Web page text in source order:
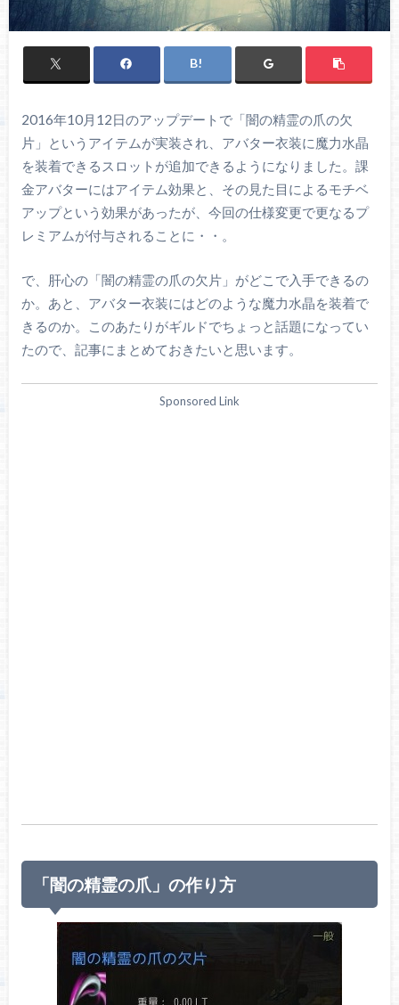
2016年10月12日のアップデートで「闇の精霊の爪の欠
片」というアイテムが実装され、アバター衣装に魔力水晶
を装着できるスロットが追加できるようになりました。課
金アバターにはアイテム効果と、その見た目によるモチベ
アップという効果があったが、今回の仕様変更で更なるプ
レミアムが付与されることに・・。
で、肝心の「闇の精霊の爪の欠片」がどこで入手できるの
か。あと、アバター衣装にはどのような魔力水晶を装着で
きるのか。このあたりがギルドでちょっと話題になってい
たので、記事にまとめておきたいと思います。
Sponsored Link
「闇の精霊の爪」の作り方